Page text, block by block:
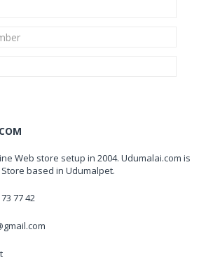
Web store setup in 2004. Udumalai.com is
based in Udumalpet.
77 42